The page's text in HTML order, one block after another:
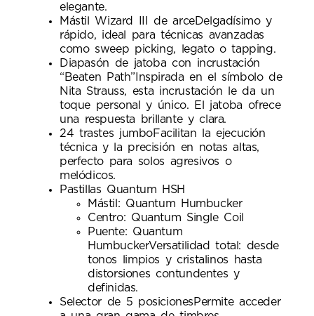
elegante.
Mástil Wizard III de arceDelgadísimo y
rápido, ideal para técnicas avanzadas
como sweep picking, legato o tapping.
Diapasón de jatoba con incrustación
“Beaten Path”Inspirada en el símbolo de
Nita Strauss, esta incrustación le da un
toque personal y único. El jatoba ofrece
una respuesta brillante y clara.
24 trastes jumboFacilitan la ejecución
técnica y la precisión en notas altas,
perfecto para solos agresivos o
melódicos.
Pastillas Quantum HSH
Mástil: Quantum Humbucker
Centro: Quantum Single Coil
Puente: Quantum
HumbuckerVersatilidad total: desde
tonos limpios y cristalinos hasta
distorsiones contundentes y
definidas.
Selector de 5 posicionesPermite acceder